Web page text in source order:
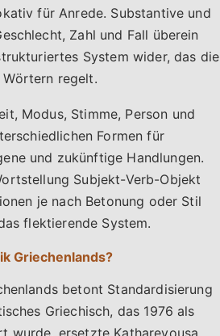
für Anrede. Substantive und
Zahl und Fall überein
System wider, das die
Wörtern regelt.
Modus, Stimme, Person und
Formen für
und zukünftige Handlungen.
Subjekt-Verb-Objekt
je nach Betonung oder Stil
flektierende System.
Griechenlands?
betont Standardisierung
Griechisch, das 1976 als